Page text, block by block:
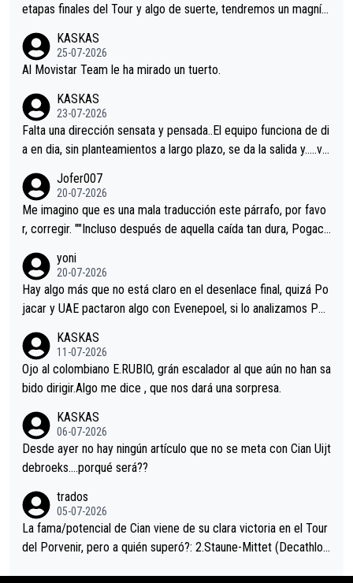
etapas finales del Tour y algo de suerte, tendremos un magnífi
KASKAS
25-07-2026
Al Movistar Team le ha mirado un tuerto.
KASKAS
23-07-2026
Falta una dirección sensata y pensada..El equipo funciona de di
a en dia, sin planteamientos a largo plazo, se da la salida y…..ve
Minguez, Velez etc etc.Me da pena vivir estos momentos tan
tristes sin victorias.
Jofer007
20-07-2026
Me imagino que es una mala traducción este párrafo, por favo
r, corregir. ""Incluso después de aquella caída tan dura, Pogaca
permaneció pegado a su rueda. Parecía increíble la forma en l
a que era capaz de controlar el miedo", recordó."
yoni
20-07-2026
Hay algo más que no está claro en el desenlace final, quizá Po
jacar y UAE pactaron algo con Evenepoel, si lo analizamos Poj
i sin pedalear, luego está el saludo con Evenepoel dándose la
mano de una manera muy fraternal, más allá de los típicos toqu
es en el hombro con que saludaba a Vingegard. Ahí hubo una in
eta, a ver si por querer poner a Del Toro con calzador en posi
ción de podio UAE y Pojacar se van complicar el tour.
KASKAS
11-07-2026
Ojo al colombiano E.RUBIO, grán escalador al que aún no han sa
bido dirigir.Algo me dice , que nos dará una sorpresa.
KASKAS
06-07-2026
Desde ayer no hay ningún artículo que no se meta con Cian Uijt
debroeks….porqué será??
trados
05-07-2026
La fama/potencial de Cian viene de su clara victoria en el Tour
del Porvenir, pero a quién superó?: 2.Staune-Mittet (Decathlon,